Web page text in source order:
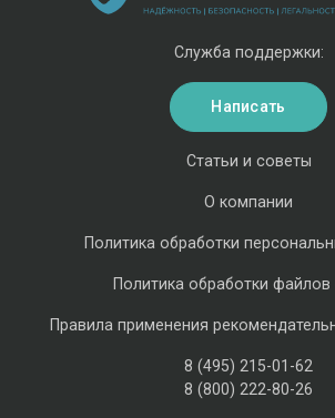
Статьи и советы
О компании
Политика обработки
Политика обработки файлов
Правила применения
8 (495) 215-01-62
8 (800) 222-80-26
Служба поддержки:
Написать